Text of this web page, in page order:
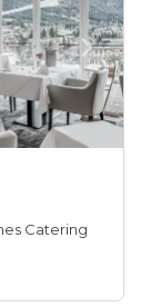
Catering